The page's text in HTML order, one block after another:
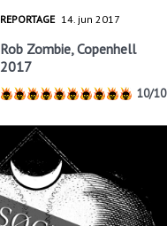
REPORTAGE 14. jun 2017
Rob Zombie, Copenhell
2017
10/10